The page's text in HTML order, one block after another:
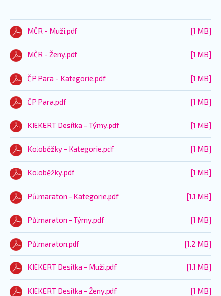
MČR - Muži.pdf [1 MB]
MČR - Ženy.pdf [1 MB]
ČP Para - Kategorie.pdf [1 MB]
ČP Para.pdf [1 MB]
KIEKERT Desítka - Týmy.pdf [1 MB]
Koloběžky - Kategorie.pdf [1 MB]
Koloběžky.pdf [1 MB]
Půlmaraton - Kategorie.pdf [1.1 MB]
Půlmaraton - Týmy.pdf [1 MB]
Půlmaraton.pdf [1.2 MB]
KIEKERT Desítka - Muži.pdf [1.1 MB]
KIEKERT Desítka - Ženy.pdf [1 MB]